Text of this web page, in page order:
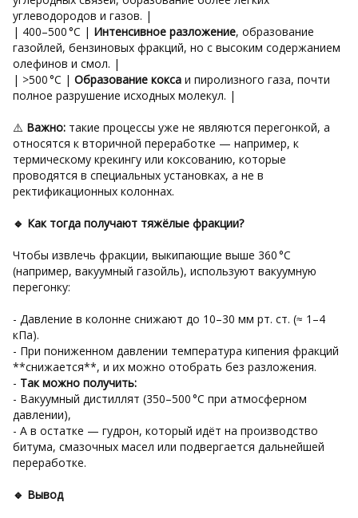
углеводородов и газов. |
| 400–500 °C | Интенсивное разложение, образование
газойлей, бензиновых фракций, но с высоким содержанием
олефинов и смол. |
| >500 °C | Образование кокса и пиролизного газа, почти
полное разрушение исходных молекул. |
⚠️ Важно: такие процессы уже не являются перегонкой, а
относятся к вторичной переработке — например, к
термическому крекингу или коксованию, которые
проводятся в специальных установках, а не в
ректификационных колоннах.
🔹 Как тогда получают тяжёлые фракции?
Чтобы извлечь фракции, выкипающие выше 360 °C
(например, вакуумный газойль), используют вакуумную
перегонку:
- Давление в колонне снижают до 10–30 мм рт. ст. (≈ 1–4
кПа).
- При пониженном давлении температура кипения фракций
**снижается**, и их можно отобрать без разложения.
- Так можно получить:
- Вакуумный дистиллят (350–500 °C при атмосферном
давлении),
- А в остатке — гудрон, который идёт на производство
битума, смазочных масел или подвергается дальнейшей
переработке.
🔹 Вывод